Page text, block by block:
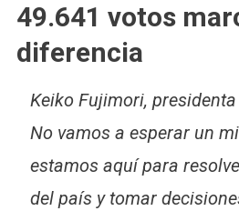
49.641 votos
diferencia
Keiko Fujimori,
No vamos a esperar un
estamos aquí para
del país y tomar